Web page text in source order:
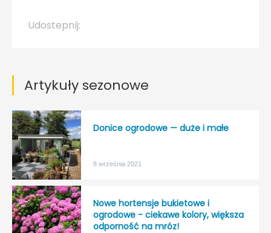
Udostepnij:
Artykuły sezonowe
Donice ogrodowe — duże i małe
8 września 2021
Nowe hortensje bukietowe i
ogrodowe - ciekawe kolory, większa
odporność na mróz!